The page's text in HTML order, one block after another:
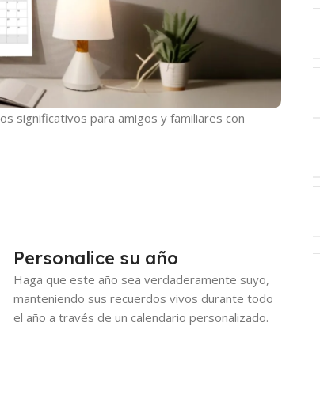
significativos para amigos y familiares con
Personalice su año
Haga que este año sea verdaderamente suyo,
manteniendo sus recuerdos vivos durante todo
el año a través de un calendario personalizado.